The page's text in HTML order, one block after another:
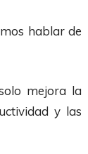
hablar de
mejora la
y las